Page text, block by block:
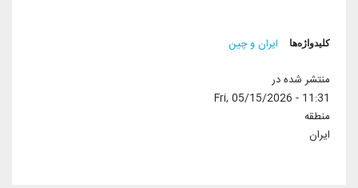
کلیدواژه‌ها ایران و چین
منتشر شده در
Fri, 05/15/2026 - 11:31
منطقه
ایران